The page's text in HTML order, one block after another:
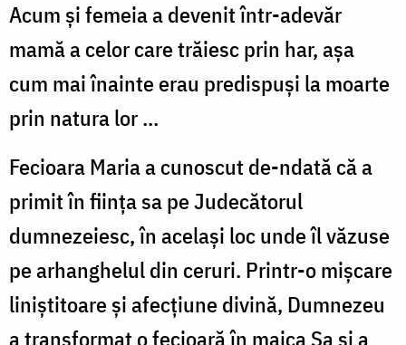
Acum și femeia a devenit într-adevăr
mamă a celor care trăiesc prin har, așa
cum mai înainte erau predispuși la moarte
prin natura lor …
Fecioara Maria a cunoscut de-ndată că a
primit în ființa sa pe Judecătorul
dumnezeiesc, în același loc unde îl văzuse
pe arhanghelul din ceruri. Printr-o mișcare
liniștitoare și afecțiune divină, Dumnezeu
a transformat o fecioară în maica Sa și a